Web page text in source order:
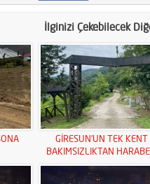
İlginizi Çekebilecek
GİRESUN’UN TEK
BAKIMSIZLIKTAN